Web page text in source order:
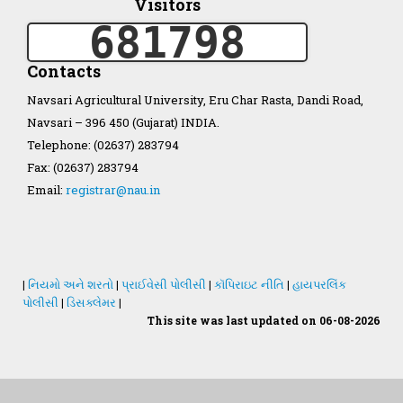
Organization Structure
ખેડુત માર્ગદર્શિકા
Accreditation Certificate
NAU Statute(Revised)
Visitors
681798
Contacts
Navsari Agricultural University, Eru Char Rasta, Dandi Road,
Navsari – 396 450 (Gujarat) INDIA.
Telephone: (02637) 283794
Fax: (02637) 283794
Email: registrar@nau.in
| નિયમો અને શરતો| પ્રાઈવેસી પોલીસી | કૉપિરાઇટ નીતિ | હાયપરલિંક
પોલીસી | ડિસક્લેમર |
This site was last updated on 06-08-2026